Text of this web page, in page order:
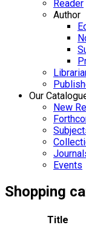
Reader
Author
Our
New
Events
Shopping
Title